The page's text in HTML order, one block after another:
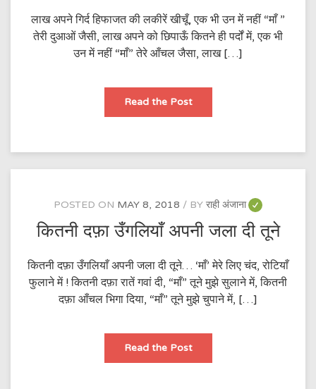
लाख अपने गिर्द हिफाजत की लकीरें खीचूँ, एक भी उन में नहीं “माँ ”
तेरी दुआओं जैसी, लाख अपने को छिपाऊँ कितने ही पर्दों में, एक भी
उन में नहीं “माँ” तेरे आँचल जैसा, लाख […]
Read the Postलाख
गिर्द
लकीरें
POSTED ON MAY 8, 2018 BYराही अंजाना
कितनी दफ़ा उँगलियाँ अपनी जला दी तूने
कितनी दफ़ा उँगलियाँ अपनी जला दी तूने… ‘माँ’ मेरे लिए चंद, रोटियाँ
फुलाने में ! कितनी दफ़ा रातें गवां दी, “माँ” तूने मुझे सुलाने में, कितनी
दफ़ा आँचल भिगा दिया, “माँ” तूने मुझे चुपाने में, […]
Read the Postकितनी
उँगलियाँ